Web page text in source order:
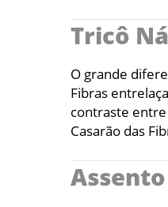
Tricô
O grande
Fibras
contraste entre
Casarão das